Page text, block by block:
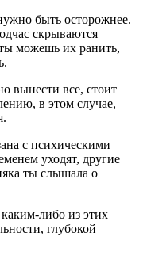
быть осторожнее.
скрываются
можешь их ранить,
вынести все, стоит
в этом случае,
с психическими
уходят, другие
ты слышала о
либо из этих
глубокой